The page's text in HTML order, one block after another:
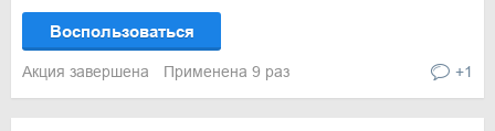
Воспользоваться
Акция завершена Применена 9 раз +1